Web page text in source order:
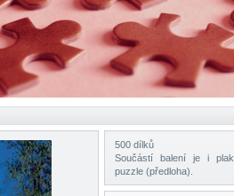
500 dílků
Součástí balení je i
puzzle (předloha).